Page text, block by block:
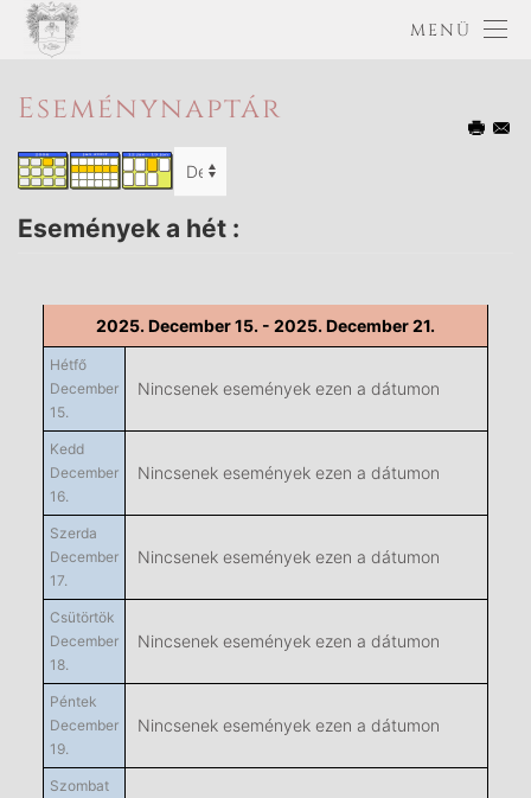
MENÜ
Eseménynaptár
Események a hét :
2025. December 15. - 2025. December 21.
Hétfő
December
15.
Nincsenek események ezen a dátumon
Kedd
December
16.
Nincsenek események ezen a dátumon
Szerda
December
17.
Nincsenek események ezen a dátumon
Csütörtök
December
18.
Nincsenek események ezen a dátumon
Péntek
December
19.
Nincsenek események ezen a dátumon
Szombat